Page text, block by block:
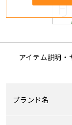
アイテム説明・
ブランド名